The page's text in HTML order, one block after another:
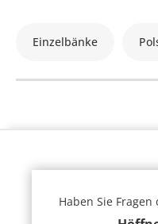
Einzelbänke
Haben Sie